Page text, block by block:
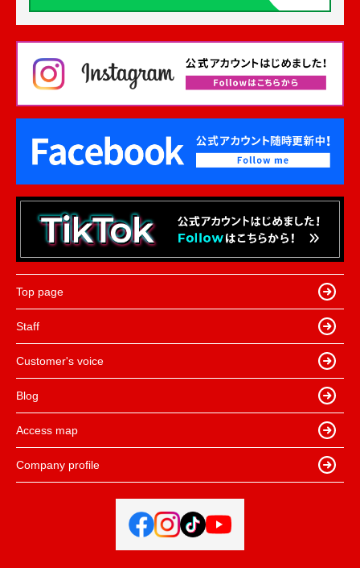
Top page
Staff
Customer's voice
Blog
Access map
Company profile